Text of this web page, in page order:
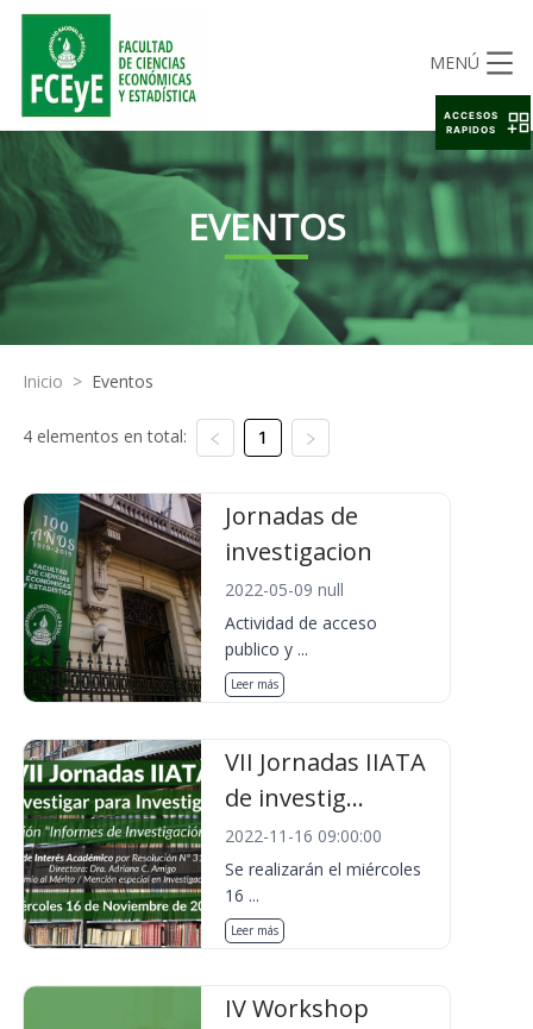
MENÚ
EVENTOS
Inicio > Eventos
4 elementos en total: 1
Jornadas de
investigacion
2022-05-09 null
Actividad de acceso
publico y ...
Leer más
VII Jornadas IIATA
de investig...
2022-11-16 09:00:00
Se realizarán el miércoles
16 ...
Leer más
IV Workshop
ACCESOS
RAPIDOS